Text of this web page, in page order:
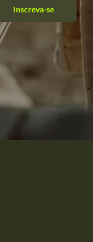
Inscreva-se